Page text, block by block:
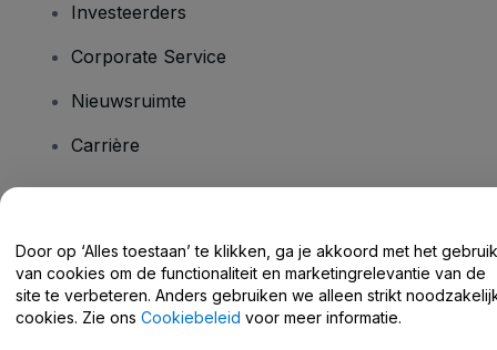
Investeerders
Corporate Service
Nieuwsruimte
Carrière
Helpcentrum / Neem Contact Met Ons Op
Door op ‘Alles toestaan’ te klikken, ga je akkoord met het gebruik
van cookies om de functionaliteit en marketingrelevantie van de
site te verbeteren. Anders gebruiken we alleen strikt
cookies. Zie ons Cookiebeleid voor meer informatie.